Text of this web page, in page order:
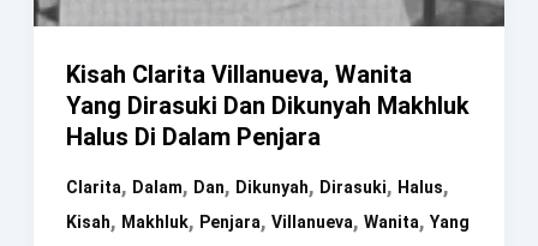
Kisah Clarita Villanueva, Wanita
Yang Dirasuki Dan Dikunyah Makhluk
Halus Di Dalam Penjara
Clarita, Dalam, Dan, Dikunyah, Dirasuki, Halus,
Kisah, Makhluk, Penjara, Villanueva, Wanita, Yang